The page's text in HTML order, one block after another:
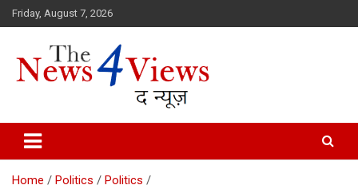
Skip
to
Friday, August 7, 2026
TheNews4Views
Home Politics
Politics